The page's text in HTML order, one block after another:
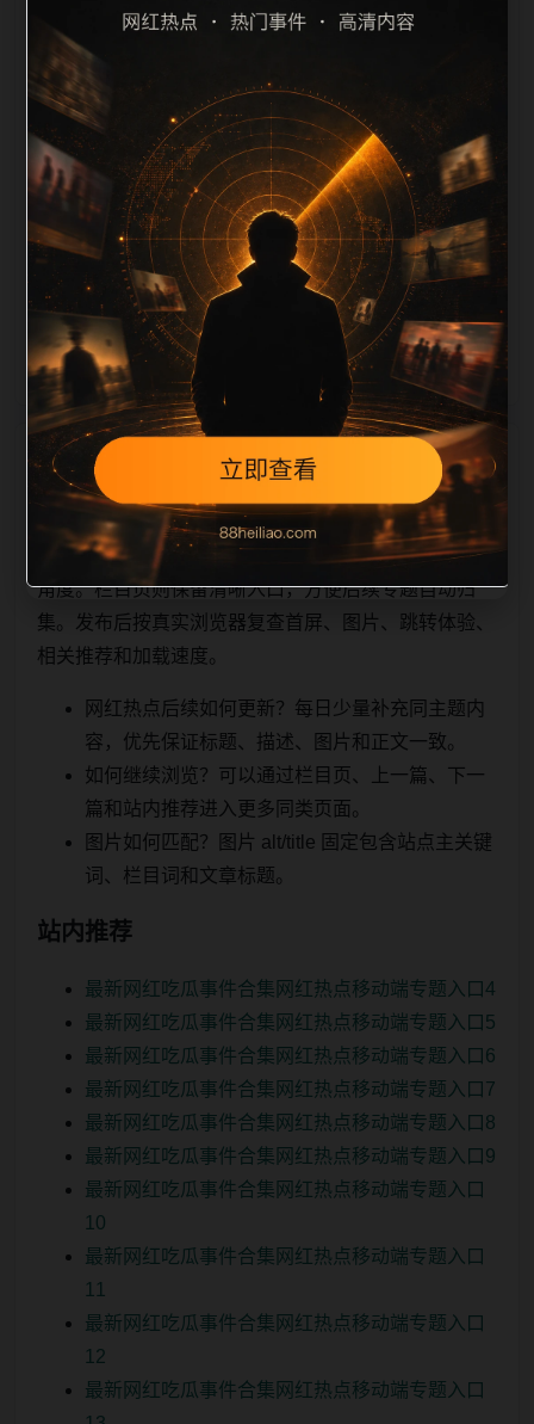
图片本地化、坏图默认图兜底、标题去重和 description
长度过滤。如果同一主题下有多个相近页面，应通过不
同角度补充事件背景、访问场景、相关问题或专题入
口，降低站群页面之间的重复感。页面底部保留同类推
荐、上一篇下一篇和 sitemap 入口，保证重要页面点击
深度尽量控制在三次以内。正文维护时可按用户搜索路
径补充三类信息：入口是否稳定、同栏目还有哪些可继
续阅读、移动端打开时图片和摘要是否一致。每次新增
内容后同步检查标题、description、canonical、主题
图、alt、title和推荐链接，确保页面既能被搜索引擎理
解，也能让真实用户
相关问题与推荐
顺着栏目继续浏览。同站连续更新时避免重复标题和重
复首段，优先补充不同关键词、不同栏目词和不同问题
角度。栏目页则保留清晰入口，方便后续专题自动归
集。发布后按真实浏览器复查首屏、图片、跳转体验、
相关推荐和加载速度。
网红热点后续如何更新？每日少量补充同主题内
容，优先保证标题、描述、图片和正文一致。
如何继续浏览？可以通过栏目页、上一篇、下一
篇和站内推荐进入更多同类页面。
图片如何匹配？图片 alt/title 固定包含站点主关键
词、栏目词和文章标题。
站内推荐
最新网红吃瓜事件合集网红热点移动端专题入口4
最新网红吃瓜事件合集网红热点移动端专题入口5
最新网红吃瓜事件合集网红热点移动端专题入口6
最新网红吃瓜事件合集网红热点移动端专题入口7
最新网红吃瓜事件合集网红热点移动端专题入口8
最新网红吃瓜事件合集网红热点移动端专题入口9
最新网红吃瓜事件合集网红热点移动端专题入口
10
最新网红吃瓜事件合集网红热点移动端专题入口
11
最新网红吃瓜事件合集网红热点移动端专题入口
12
最新网红吃瓜事件合集网红热点移动端专题入口